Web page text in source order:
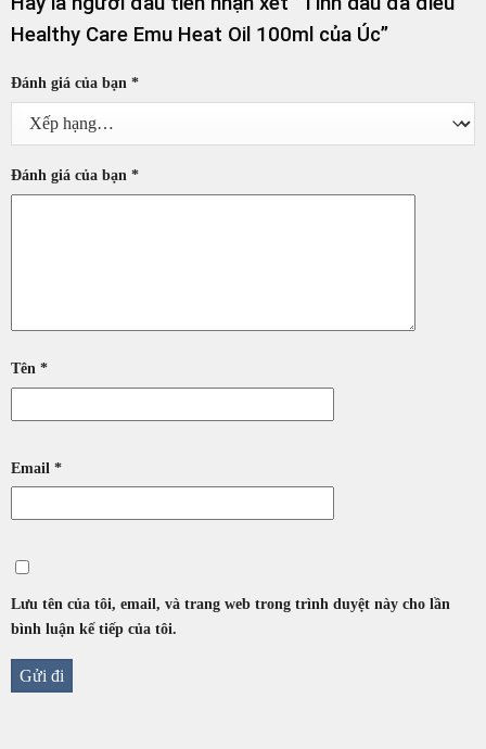
Healthy Care Emu Heat Oil 100ml của Úc”
Đánh giá của bạn *
Đánh giá của bạn *
Tên *
Email *
Lưu tên của tôi, email, và trang web trong trình duyệt này cho lần
bình luận kế tiếp của tôi.